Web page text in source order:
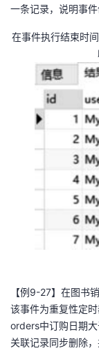
一条记录，说明事件
在事件执行结束时
【例9-27】在图书
该事件为重复性定
orders中订购日期
关联记录同步删除